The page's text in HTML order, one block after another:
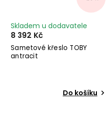
Sametové křeslo TOBY
antracit
Skladem u dodavatele
8 392 Kč
Do košíku